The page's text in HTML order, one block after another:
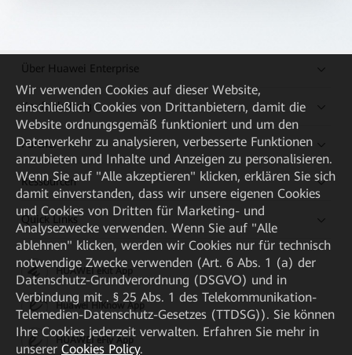
Über Huawei Enterprise
Kaufanleitung
Partner
Ressourcen
Quick Links
HUAWEI eKit App
Huawei HiKnow App
HUAWEI eFly App
Wir verwenden Cookies auf dieser Website,
einschließlich Cookies von Drittanbietern, damit die
Website ordnungsgemäß funktioniert und um den
Datenverkehr zu analysieren, verbesserte Funktionen
anzubieten und Inhalte und Anzeigen zu personalisieren.
Wenn Sie auf "Alle akzeptieren" klicken, erklären Sie sich
damit einverstanden, dass wir unsere eigenen Cookies
und Cookies von Dritten für Marketing- und
Analysezwecke verwenden. Wenn Sie auf "Alle
ablehnen" klicken, werden wir Cookies nur für technisch
notwendige Zwecke verwenden (Art. 6 Abs. 1 (a) der
Datenschutz-Grundverordnung (DSGVO) und in
Verbindung mit . § 25 Abs. 1 des Telekommunikation-
Telemedien-Datenschutz-Gesetzes (TTDSG)). Sie können
Ihre Cookies jederzeit verwalten. Erfahren Sie mehr in
unserer Cookies Policy.